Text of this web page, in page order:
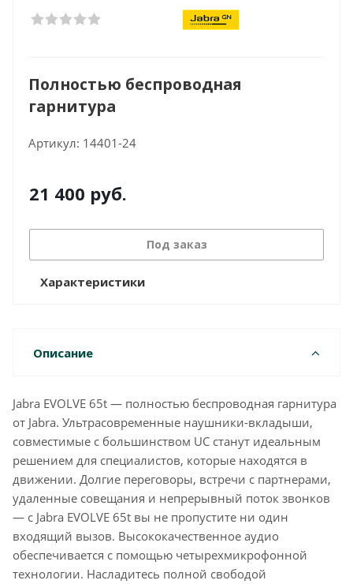
Полностью беспроводная
гарнитура
Артикул: 14401-24
21 400 руб.
Под заказ
Характеристики
Описание
Jabra EVOLVE 65t — полностью беспроводная гарнитура
от Jabra. Ультрасовременные наушники-вкладыши,
совместимые с большинством UC станут идеальным
решением для специалистов, которые находятся в
движении. Долгие переговоры, встречи с партнерами,
удаленные совещания и непрерывный поток звонков
— с Jabra EVOLVE 65t вы не пропустите ни один
входящий вызов. Высококачественное аудио
обеспечивается с помощью четырехмикрофонной
технологии. Насладитесь полной свободой